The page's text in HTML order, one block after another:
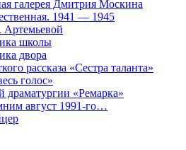
галерея Дмитрия Москина
1941 — 1945
Артемьевой
школы
двора
рассказа «Сестра таланта»
голос»
драматургии «Ремарка»
август 1991-го…